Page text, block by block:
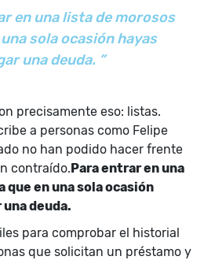
en una lista de morosos
sola ocasión hayas
una deuda. ”
precisamente eso: listas.
a personas como Felipe
no han podido hacer frente
contraído.Para entrar en una
en una sola ocasión
una deuda.
para comprobar el historial
que solicitan un préstamo y